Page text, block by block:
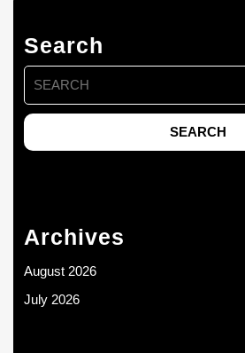
Search
Search
for:
Archives
August 2026
July 2026